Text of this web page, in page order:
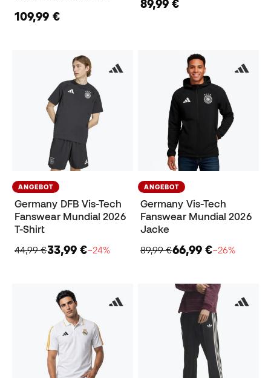
109,99 €
89,99 €
ANGEBOT
Germany DFB Vis-Tech
Fanswear Mundial 2026
T-Shirt
44,99 €33,99 €−24%
ANGEBOT
Germany Vis-Tech
Fanswear Mundial 2026
Jacke
89,99 €66,99 €−26%